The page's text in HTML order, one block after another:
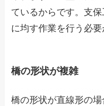
ているからです。支
に均す作業を行う必要
橋の形状が複雑
橋の形状が直線形の